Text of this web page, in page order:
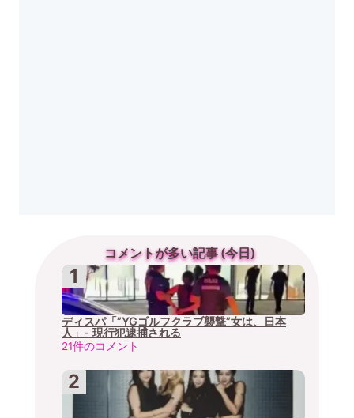
コメントが多い記事 (今日)
ディスパ「”YGゴルフクラブ襲撃”女は、日本
人」- 現行犯逮捕される
21件のコメント